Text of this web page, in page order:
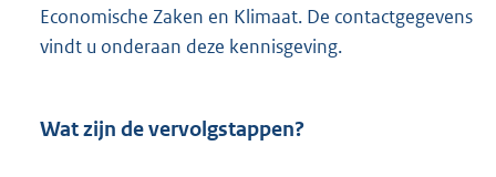
n
e
n
Economische Zaken en Klimaat. De contactgegevens
vindt u onderaan deze kennisgeving.
Wat zijn de vervolgstappen?